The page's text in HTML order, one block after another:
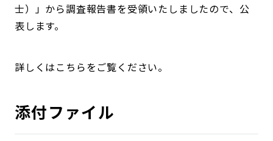
士）」から調査報告書を受領いたしましたので、公
表します。
詳しくはこちらをご覧ください。
添付ファイル